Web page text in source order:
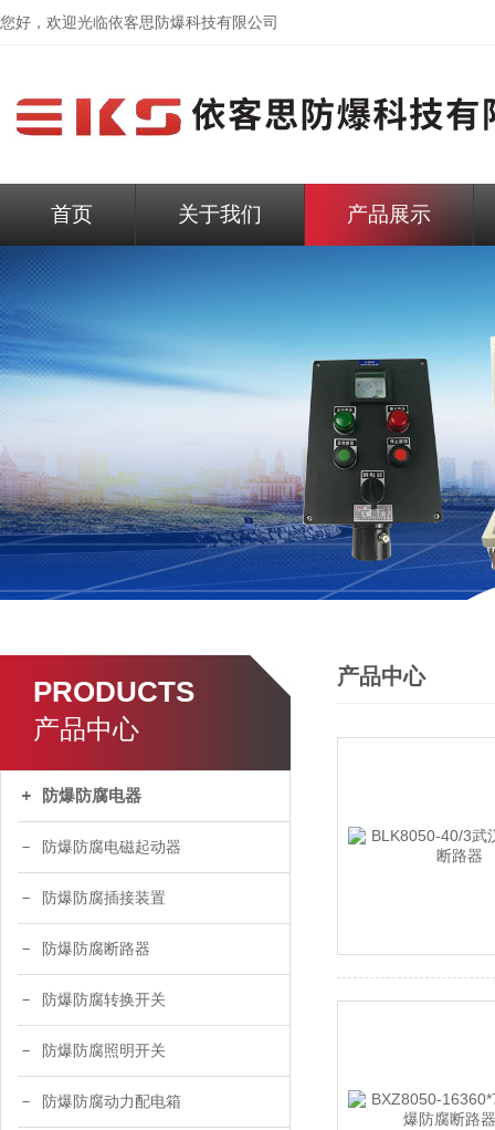
您好，欢迎光临依客思防爆科技有限公司
首页 关于我们 产品展示
PRODUCTS
产品中心
防爆防腐电器
防爆防腐电磁起动器
防爆防腐插接装置
防爆防腐断路器
防爆防腐转换开关
防爆防腐照明开关
防爆防腐动力配电箱
产品中心